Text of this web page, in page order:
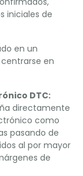
iniciales de
en un
en
DTC:
directamente
como
pasando de
al por mayor
de